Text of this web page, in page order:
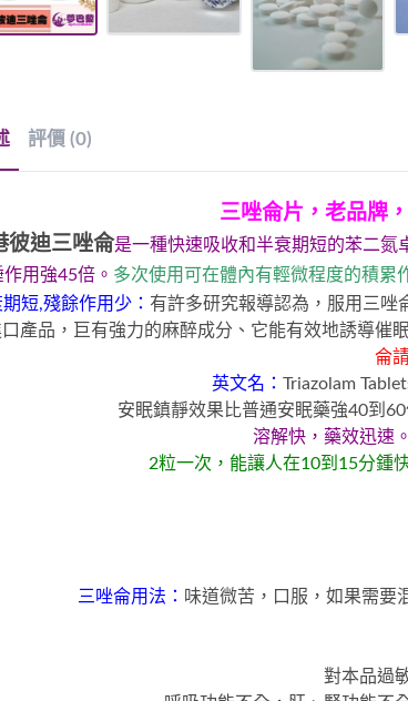
評價 (0)
三唑侖片，老品牌，
彼迪三唑侖是一種快速吸收和半衰期短的苯二氮
用強45倍。 多次使用可在體內有輕微程度的積累
短,殘餘作用少： 有許多研究報導認為，服用三唑
產品，巨有強力的麻醉成分、它能有效地誘導催
侖
英文名： Triazolam
安眠鎮靜效果比普通安眠藥強40到
溶解快，藥效迅速
2粒一次，能讓人在10到15分鍾
三唑侖用法： 味道微苦，口服，如果需要
對本品過